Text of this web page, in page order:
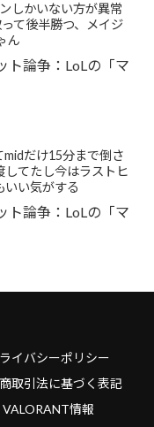
しかいない方が異常
て後半勝つ、メイジ
ん
ト論争：LoLの「マ
だけ15分まで倒さ
してたし今はラストヒ
いい気がする
ト論争：LoLの「マ
イバシーポリシー
取引法に基づく表記
VALORANT情報